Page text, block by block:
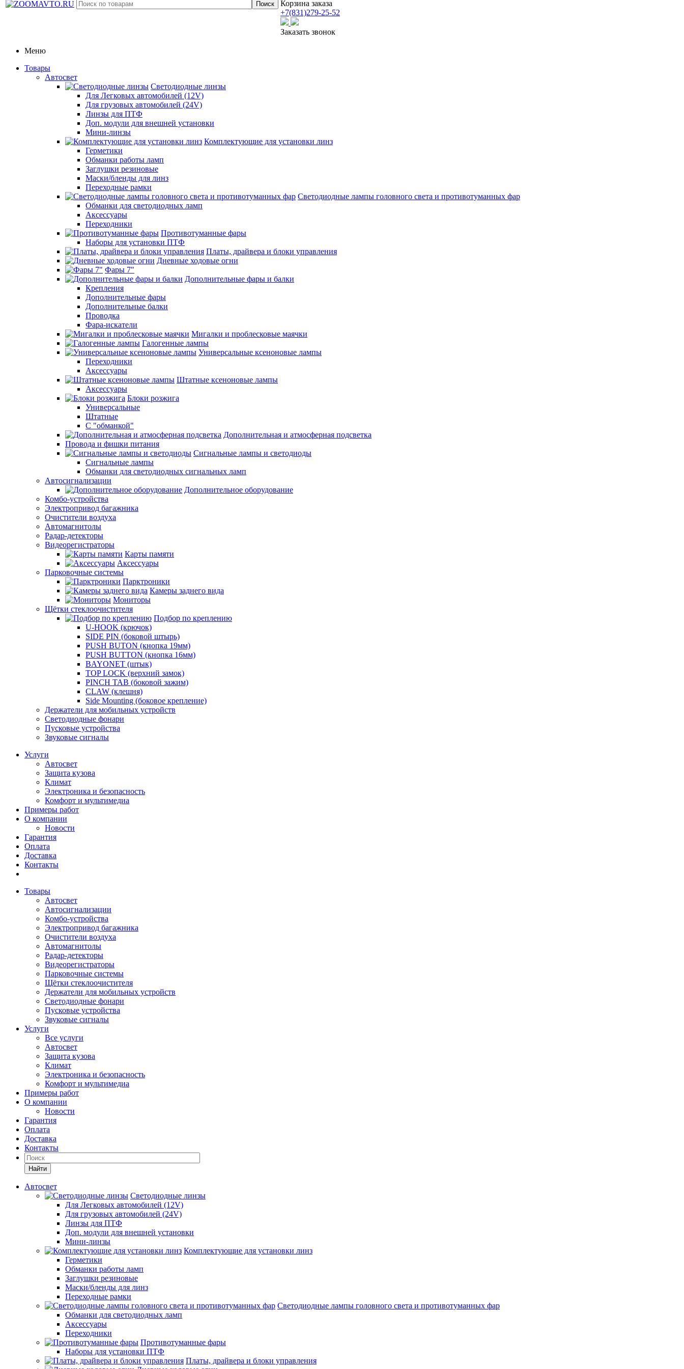
Корзина заказа
+7(831)279-25-52
Заказать звонок
Меню
Товары
Автосвет
Светодиодные линзы
Для Легковых автомобилей (12V)
Для грузовых автомобилей (24V)
Линзы для ПТФ
Доп. модули для внешней установки
Мини-линзы
Комплектующие для установки линз
Герметики
Обманки работы ламп
Заглушки резиновые
Маски/бленды для линз
Переходные рамки
Светодиодные лампы головного света и противотуманных фар
Обманки для светодиодных ламп
Аксессуары
Переходники
Противотуманные фары
Наборы для установки ПТФ
Платы, драйвера и блоки управления
Дневные ходовые огни
Фары 7"
Дополнительные фары и балки
Крепления
Дополнительные фары
Дополнительные балки
Проводка
Фара-искатели
Мигалки и проблесковые маячки
Галогенные лампы
Универсальные ксеноновые лампы
Переходники
Аксессуары
Штатные ксеноновые лампы
Аксессуары
Блоки розжига
Универсальные
Штатные
С "обманкой"
Дополнительная и атмосферная подсветка
Провода и фишки питания
Cигнальные лампы и светодиоды
Сигнальные лампы
Обманки для светодиодных сигнальных ламп
Автосигнализации
Дополнительное оборудование
Комбо-устройства
Электропривод багажника
Очистители воздуха
Автомагнитолы
Радар-детекторы
Видеорегистраторы
Карты памяти
Аксессуары
Парковочные системы
Парктроники
Камеры заднего вида
Мониторы
Щётки стеклоочистителя
Подбор по креплению
U-HOOK (крючок)
SIDE PIN (боковой штырь)
PUSH BUTON (кнопка 19мм)
PUSH BUTTON (кнопка 16мм)
BAYONET (штык)
TOP LOCK (верхний замок)
PINCH TAB (боковой зажим)
CLAW (клешня)
Side Mounting (боковое крепление)
Держатели для мобильных устройств
Светодиодные фонари
Пусковые устройства
Звуковые сигналы
Услуги
Автосвет
Защита кузова
Климат
Электроника и безопасность
Комфорт и мультимедиа
Примеры работ
О компании
Новости
Гарантия
Оплата
Доставка
Контакты
Товары
Автосвет
Автосигнализации
Комбо-устройства
Электропривод багажника
Очистители воздуха
Автомагнитолы
Радар-детекторы
Видеорегистраторы
Парковочные системы
Щётки стеклоочистителя
Держатели для мобильных устройств
Светодиодные фонари
Пусковые устройства
Звуковые сигналы
Услуги
Все услуги
Автосвет
Защита кузова
Климат
Электроника и безопасность
Комфорт и мультимедиа
Примеры работ
О компании
Новости
Гарантия
Оплата
Доставка
Контакты
Найти
Автосвет
Светодиодные линзы
Для Легковых автомобилей (12V)
Для грузовых автомобилей (24V)
Линзы для ПТФ
Доп. модули для внешней установки
Мини-линзы
Комплектующие для установки линз
Герметики
Обманки работы ламп
Заглушки резиновые
Маски/бленды для линз
Переходные рамки
Светодиодные лампы головного света и противотуманных фар
Обманки для светодиодных ламп
Аксессуары
Переходники
Противотуманные фары
Наборы для установки ПТФ
Платы, драйвера и блоки управления